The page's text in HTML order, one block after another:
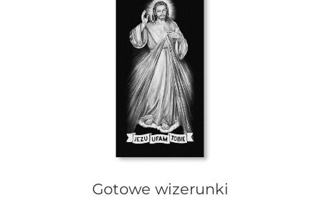
Gotowe wizerunki